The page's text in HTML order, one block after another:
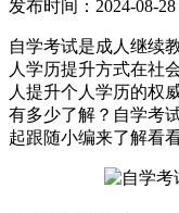
发布时间：2024-08-28
自学考试是成人继续
人学历提升方式在社
人提升个人学历的权
有多少了解？自学考
起跟随小编来了解看看